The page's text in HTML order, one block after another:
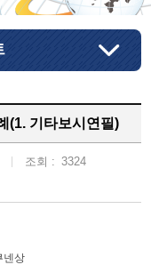
(1. 기타보시연필)
조회 : 3324
넨상